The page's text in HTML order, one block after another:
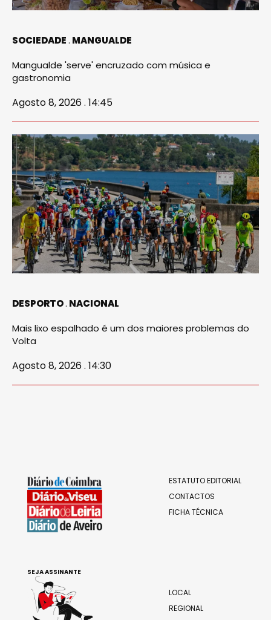
SOCIEDADE MANGUALDE
Mangualde 'serve' encruzado com música e
gastronomia
Agosto 8, 2026 . 14:45
DESPORTO NACIONAL
Mais lixo espalhado é um dos maiores problemas do
Volta
Agosto 8, 2026 . 14:30
ESTATUTO EDITORIAL
CONTACTOS
FICHA TÉCNICA
LOCAL
REGIONAL
SEJA ASSINANTE